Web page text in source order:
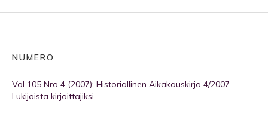
NUMERO
Vol 105 Nro 4 (2007): Historiallinen Aikakauskirja 4/2007
Lukijoista kirjoittajiksi